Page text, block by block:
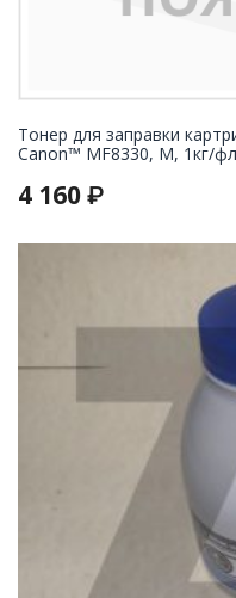
Тонер для заправки
Canon™ MF8330, M, 1кг/
4 160 ₽